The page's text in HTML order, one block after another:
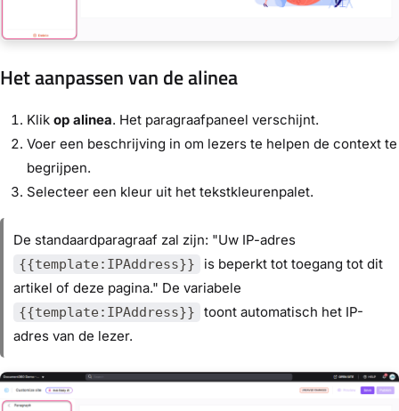
Het aanpassen van de alinea
Klik op alinea. Het paragraafpaneel verschijnt.
Voer een beschrijving in om lezers te helpen de context te
begrijpen.
Selecteer een kleur uit het tekstkleurenpalet.
De standaardparagraaf zal zijn: "Uw IP-adres
{{template:IPAddress}}
is beperkt tot toegang tot dit
artikel of deze pagina." De variabele
{{template:IPAddress}}
toont automatisch het IP-
adres van de lezer.